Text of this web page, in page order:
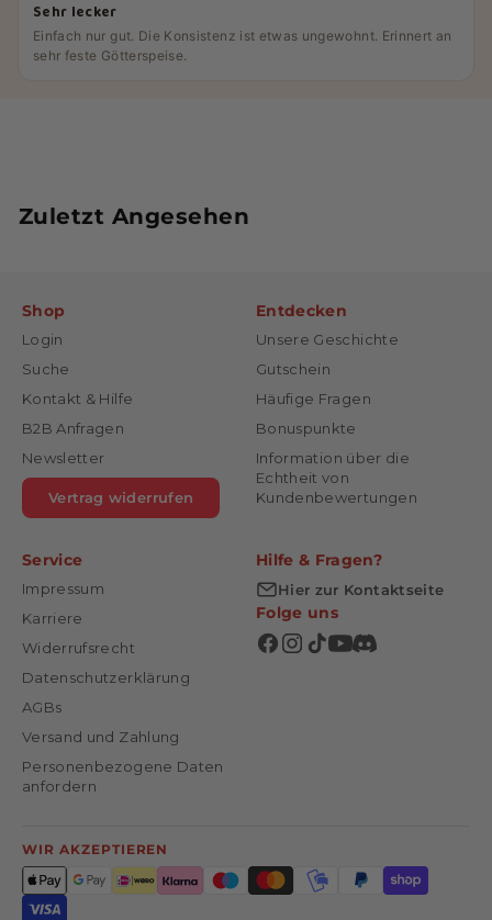
Sehr lecker
Einfach nur gut. Die Konsistenz ist etwas ungewohnt. Erinnert an
sehr feste Götterspeise.
Zuletzt Angesehen
Shop
Login
Suche
Kontakt & Hilfe
B2B Anfragen
Newsletter
Vertrag widerrufen
Entdecken
Unsere Geschichte
Gutschein
Häufige Fragen
Bonuspunkte
Information über die
Echtheit von
Kundenbewertungen
Service
Impressum
Karriere
Widerrufsrecht
Datenschutzerklärung
AGBs
Versand und Zahlung
Personenbezogene Daten
anfordern
Hilfe & Fragen?
Hier zur Kontaktseite
Folge uns
WIR AKZEPTIEREN